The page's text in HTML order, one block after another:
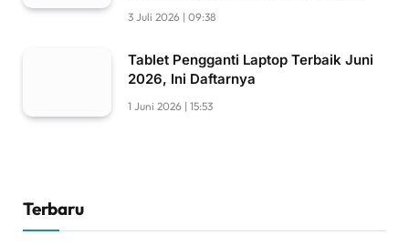
3 Juli 2026 | 09:38
Tablet Pengganti Laptop Terbaik Juni
2026, Ini Daftarnya
1 Juni 2026 | 15:53
Terbaru